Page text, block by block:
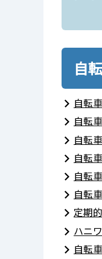
自
自転
自転
自転
自転
自転
自転
定期
ハニ
自転